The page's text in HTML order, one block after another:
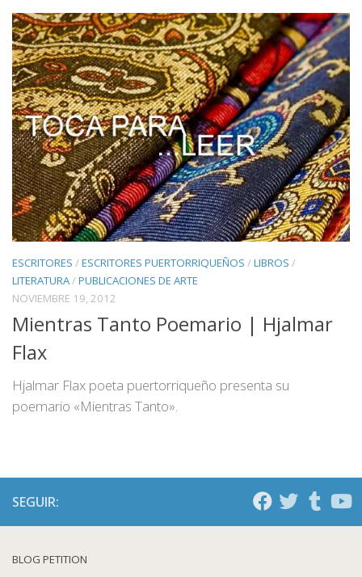
ESCRITORES /ESCRITORES PUERTORRIQUEÑOS /LIBROS /
LITERATURA/PUBLICACIONES DE ARTE
NOVIEMBRE 19, 2012
Mientras Tanto Poemario | Hjalmar
Flax
Hjalmar Flax poeta puertorriqueño presenta su
poemario «Mientras Tanto».
SEGUIR:
BLOG PETITION